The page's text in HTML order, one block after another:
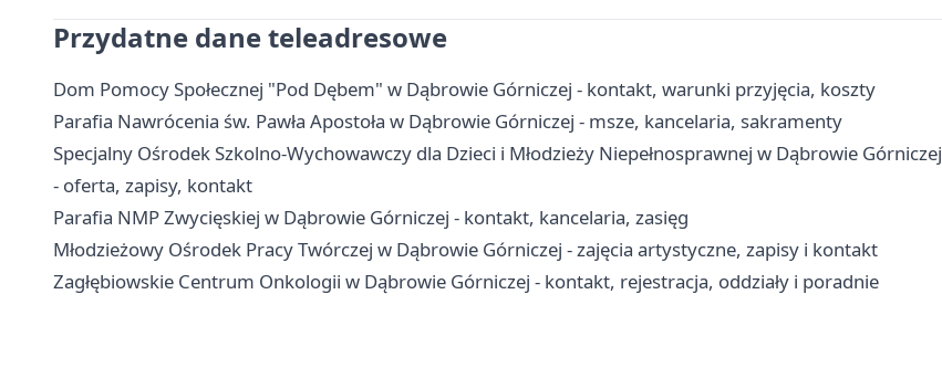
Przydatne dane teleadresowe
Dom Pomocy Społecznej "Pod Dębem" w Dąbrowie Górniczej - kontakt, warunki przyjęcia, koszty
Parafia Nawrócenia św. Pawła Apostoła w Dąbrowie Górniczej - msze, kancelaria, sakramenty
Specjalny Ośrodek Szkolno-Wychowawczy dla Dzieci i Młodzieży Niepełnosprawnej w Dąbrowie Górniczej
- oferta, zapisy, kontakt
Parafia NMP Zwycięskiej w Dąbrowie Górniczej - kontakt, kancelaria, zasięg
Młodzieżowy Ośrodek Pracy Twórczej w Dąbrowie Górniczej - zajęcia artystyczne, zapisy i kontakt
Zagłębiowskie Centrum Onkologii w Dąbrowie Górniczej - kontakt, rejestracja, oddziały i poradnie